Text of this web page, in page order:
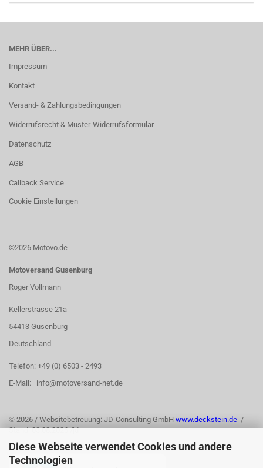
Diese Webseite verwendet Cookies und andere
Technologien
MEHR ÜBER...
Impressum
Kontakt
Versand- & Zahlungsbedingungen
Widerrufsrecht & Muster-Widerrufsformular
Datenschutz
AGB
Callback Service
Cookie Einstellungen
©2026 Motovo.de
Motoversand Gusenburg
Roger Vollmann
Kellerstrasse 21a
54413 Gusenburg
Deutschland
Telefon: +49 (0) 6503 - 2493
E-Mail: info@motoversand-net.de
© 2026 / Websitebetreuung: JD-Consulting GmbH www.deckstein.de /
Stand: 03.08.2026 /jd